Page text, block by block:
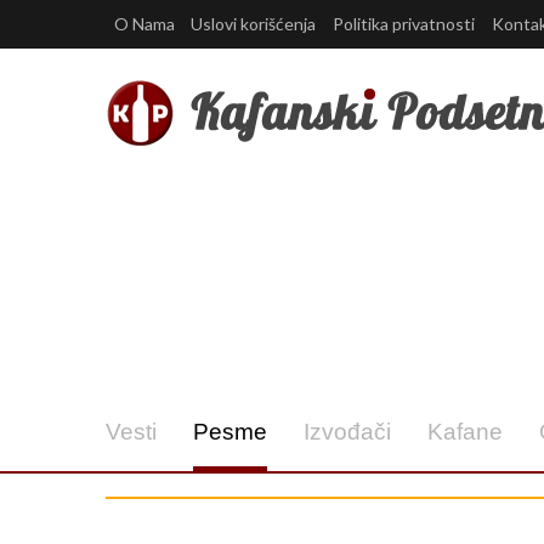
O Nama Uslovi korišćenja Politika privatnosti
Vesti Pesme Izvođači Kafane